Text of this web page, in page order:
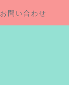
お問い合わせ